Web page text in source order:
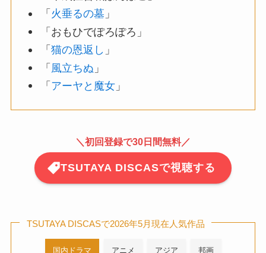
「 火垂るの墓 」
「おもひでぽろぽろ」
「猫の恩返し 」
「 風立ちぬ 」
「 アーヤと魔女 」
＼ 初回登録で30日間無料／
TSUTAYA DISCASで視聴する
TSUTAYA DISCASで2026年5月現在人気作品
国内ドラマ アニメ アジア 邦画